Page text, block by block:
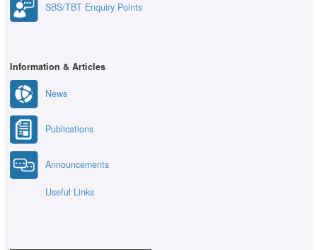
SBS/TBT Enquiry Points
Information & Articles
News
Publications
Announcements
Useful Links